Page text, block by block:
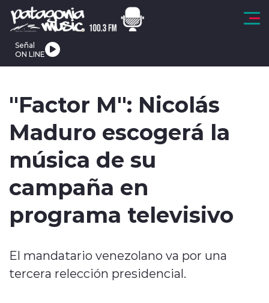
Click acá para ir directamente al contenido
Señal
ON LINE
modo claro
"Factor M": Nicolás
Maduro escogerá la
música de su
campaña en
programa televisivo
El mandatario venezolano va por una
tercera relección presidencial.